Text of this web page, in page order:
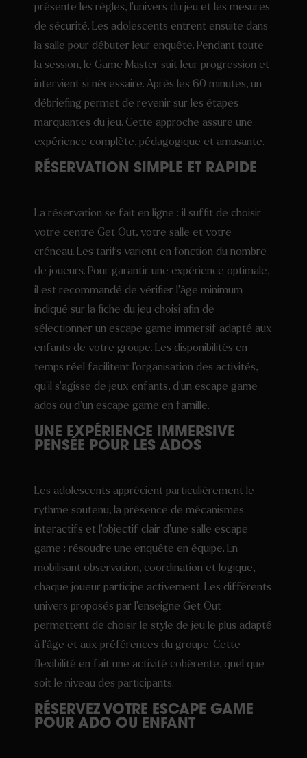
présente les règles, l’univers du jeu et les mesures
de sécurité. Les adolescents entrent ensuite dans
la salle pour débuter leur enquête. Pendant toute
la session, le Game Master suit leur progression et
intervient si nécessaire. Après les 60 minutes, un
débriefing permet de revenir sur les étapes
marquantes du jeu. Cette approche assure une
expérience complète, pédagogique et amusante.
RÉSERVATION SIMPLE ET RAPIDE
La réservation se fait en ligne : il suffit de choisir
votre centre Get Out, votre salle et votre
créneau. Les tarifs varient en fonction du nombre
de joueurs. Pour garantir une expérience optimale,
il est recommandé de vérifier l’âge minimum
indiqué sur la fiche du jeu choisi afin de
sélectionner un escape game immersif adapté aux
enfants de votre groupe. Les disponibilités en
temps réel facilitent l’organisation des activités,
qu’il s’agisse de jeux enfants, d’un escape game
ados ou d’un escape game en famille.
UNE EXPÉRIENCE IMMERSIVE
PENSÉE POUR LES ADOS
Les adolescents apprécient particulièrement le
rythme soutenu, la présence de mécanismes
interactifs et l’objectif clair d’une salle escape
game : résoudre une enquête en équipe. En
mobilisant observation, coordination et logique,
chaque joueur participe activement. Les différents
univers proposés par l’enseigne Get Out
permettent de choisir le style de jeu le plus adapté
à l’âge et aux préférences du groupe. Cette
flexibilité en fait une activité cohérente, quel que
soit le niveau des participants.
RÉSERVEZ VOTRE ESCAPE GAME
POUR ADO OU ENFANT